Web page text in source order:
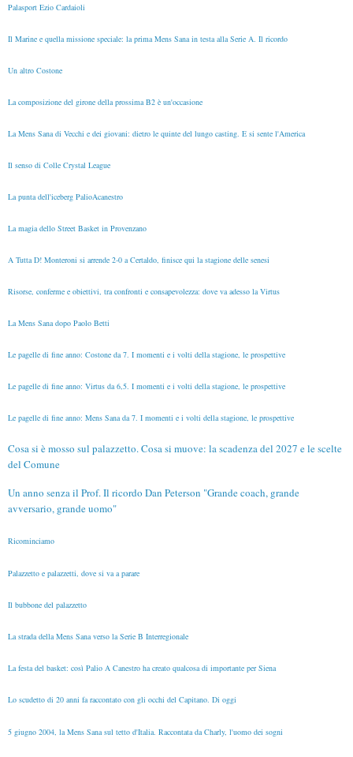
Palasport Ezio Cardaioli
Il Marine e quella missione speciale: la prima Mens Sana in testa alla Serie A. Il ricordo
Un altro Costone
La composizione del girone della prossima B2 è un'occasione
La Mens Sana di Vecchi e dei giovani: dietro le quinte del lungo casting. E si sente l'America
Il senso di Colle Crystal League
La punta dell'iceberg PalioAcanestro
La magia dello Street Basket in Provenzano
A Tutta D! Monteroni si arrende 2-0 a Certaldo, finisce qui la stagione delle senesi
Risorse, conferme e obiettivi, tra confronti e consapevolezza: dove va adesso la Virtus
La Mens Sana dopo Paolo Betti
Le pagelle di fine anno: Costone da 7. I momenti e i volti della stagione, le prospettive
Le pagelle di fine anno: Virtus da 6,5. I momenti e i volti della stagione, le prospettive
Le pagelle di fine anno: Mens Sana da 7. I momenti e i volti della stagione, le prospettive
Cosa si è mosso sul palazzetto. Cosa si muove: la scadenza del 2027 e le scelte
del Comune
Un anno senza il Prof. Il ricordo Dan Peterson "Grande coach, grande
avversario, grande uomo"
Ricominciamo
Palazzetto e palazzetti, dove si va a parare
Il bubbone del palazzetto
La strada della Mens Sana verso la Serie B Interregionale
La festa del basket: così Palio A Canestro ha creato qualcosa di importante per Siena
Lo scudetto di 20 anni fa raccontato con gli occhi del Capitano. Di oggi
5 giugno 2004, la Mens Sana sul tetto d'Italia. Raccontata da Charly, l'uomo dei sogni